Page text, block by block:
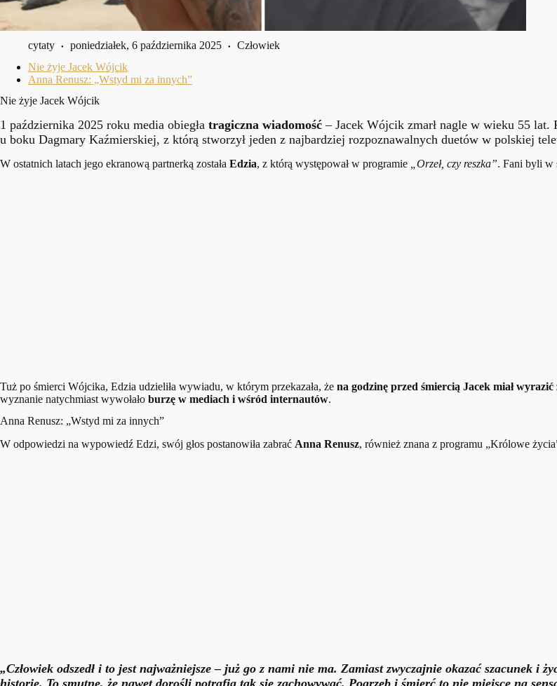
cytaty poniedziałek, 6 października 2025
Człowiek
Nie żyje Jacek Wójcik
Anna Renusz: „Wstyd mi za innych”
Nie żyje Jacek Wójcik
1 października 2025 roku media obiegła tragiczna wiadomość – Jacek Wójcik zmarł nagle w wieku 55 lat.
u boku Dagmary Kaźmierskiej, z którą stworzył jeden z najbardziej rozpoznawalnych duetów w polskiej
W ostatnich latach jego ekranową partnerką została Edzia, z którą występował w programie „Orzeł, czy reszka”. Fani byli w
Tuż po śmierci Wójcika, Edzia udzieliła wywiadu, w którym przekazała, że na godzinę przed śmiercią Jacek miał
wyznanie natychmiast wywołało burzę w mediach i wśród internautów.
Anna Renusz: „Wstyd mi za innych”
W odpowiedzi na wypowiedź Edzi, swój głos postanowiła zabrać Anna Renusz, również znana z programu „Królowe
„Człowiek odszedł i to jest najważniejsze – już go z nami nie ma. Zamiast zwyczajnie okazać szacunek i
historie. To smutne, że nawet dorośli potrafią tak się zachowywać. Pogrzeb i śmierć to nie miejsce na